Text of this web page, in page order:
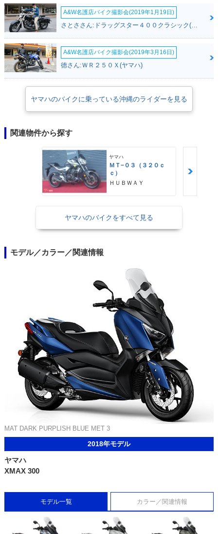
A&W名護店バイク撮影会(2019年1月19日)
A&W名護店バイク撮影会(2019年3月16日)
徳さん:ＷＲ２５０Ｘ(ヤマハ)
ヤマハのバイクに乗っている沖縄のライダーを見る
関連物件から探す
ヤマハ
ＭＴ−０３（３２０ｃ
ｃ）
ＨＵＢＷＡＹ
ヤマハのバイクをすべて見る
モデル／カラー／関連情報
MAT DARK PURPLISH BLUE MET 3
2018年モデル
ヤマハ
XMAX 300
モデル一覧 カラー／関連情報